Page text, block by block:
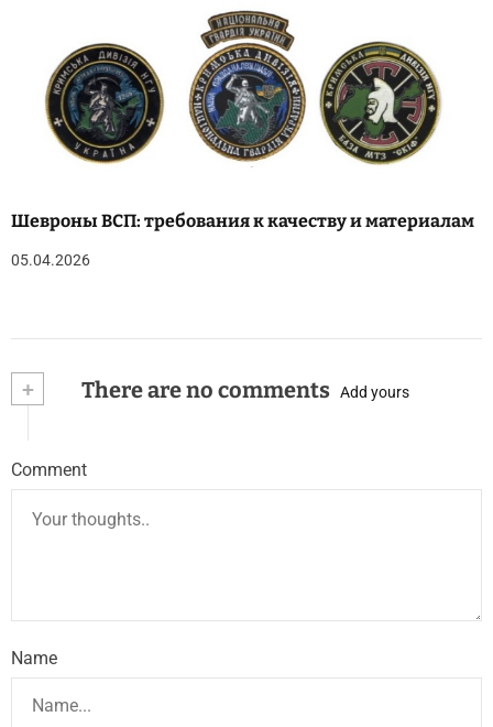
Шевроны ВСП: требования к качеству и материалам
05.04.2026
+ There are no comments Add yours
Comment
Name